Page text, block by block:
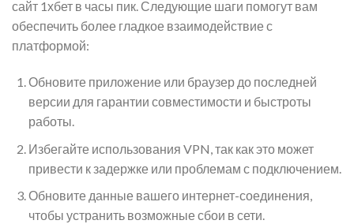
сайт 1хбет в часы пик. Следующие шаги помогут вам
обеспечить более гладкое взаимодействие с
платформой:
Обновите приложение или браузер до последней
версии для гарантии совместимости и быстроты
работы.
Избегайте использования VPN, так как это может
привести к задержке или проблемам с подключением.
Обновите данные вашего интернет-соединения,
чтобы устранить возможные сбои в сети.